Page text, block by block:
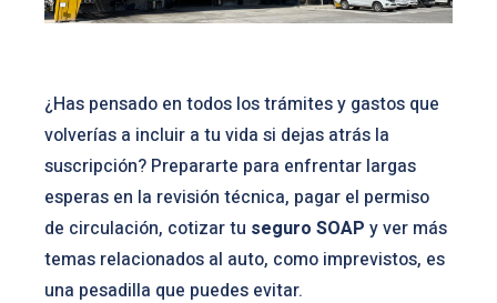
¿Has pensado en todos los trámites y gastos que
volverías a incluir a tu vida si dejas atrás la
suscripción? Prepararte para enfrentar largas
esperas en la revisión técnica, pagar el permiso
de circulación, cotizar tu seguro SOAP y ver más
temas relacionados al auto, como imprevistos, es
una pesadilla que puedes evitar.